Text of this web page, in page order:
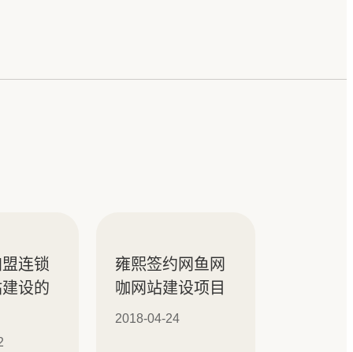
连锁
设的
雍熙签约网鱼网
咖网站建设项目
2018-04-24